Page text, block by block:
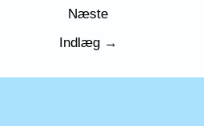
Næste
Indlæg →